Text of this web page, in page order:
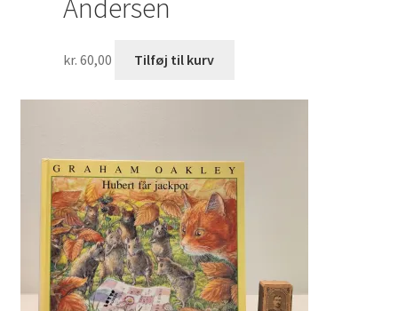
Andersen
kr. 60,00 Tilføj til kurv